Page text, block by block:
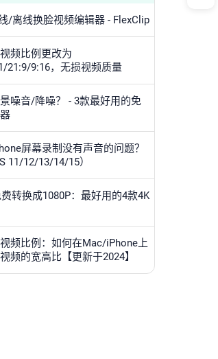
/离线换脸视频编辑器 - FlexClip
频比例更改为
21:9/9:16，无损视频质量
噪音/降噪？ - 3款最好用的免
屏幕录制没有声音的问题？
11/12/13/14/15）
转换成1080P：最好用的4款4K
频比例：如何在Mac/iPhone上
频的宽高比【更新于2024】